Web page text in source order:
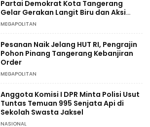
Partai Demokrat Kota Tangerang
Gelar Gerakan Langit Biru dan Aksi
Tanam Pohon
MEGAPOLITAN
Pesanan Naik Jelang HUT RI, Pengrajin
Pohon Pinang Tangerang Kebanjiran
Order
MEGAPOLITAN
Anggota Komisi I DPR Minta Polisi Usut
Tuntas Temuan 995 Senjata Api di
Sekolah Swasta Jaksel
NASIONAL